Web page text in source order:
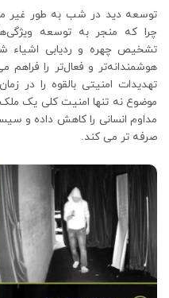
توسعه دید در شب به طور غیر
چرا که منجر به توسعه
تشخیص چهره و ردیابی اشیاء
هوشمندانه‌تر و فعال‌تر را فراهم
تهدیدات امنیتی بالقوه را در
موضوع نه تنها امنیت کلی یک ملک
مداوم انسانی را کاهش داده و
صرفه تر می کند.